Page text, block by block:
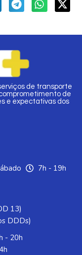
de transporte
de
e expectativas dos
7h - 19h
13)
DDDs)
- 20h